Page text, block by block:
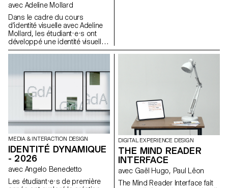
avec Adeline Mollard
Dans le cadre du cours
d’identité visuelle avec Adeline
Mollard, les étudiant·e·s ont
développé une identité visuelle
à partir d’une carte de visite
graphique et son intitulé,
interprétation singulière de
celle-ci. Chaque proposition
s’accompagne également du
choix d’un outil en lien avec
l’événement associé (machine
de lithographie, etc.), utilisé
comme prolongement
conceptuel et graphique du
projet. L'identité est déclinée
sur une série de supports, de
la carte de visite au format F4,
MEDIA & INTERACTION DESIGN
IDENTITÉ DYNAMIQUE
- 2026
avec Angelo Benedetto
Les étudiant·e·s de première
DIGITAL EXPERIENCE DESIGN
THE MIND READER
INTERFACE
avec Gaël Hugo, Paul Lëon
The Mind Reader Interface fait